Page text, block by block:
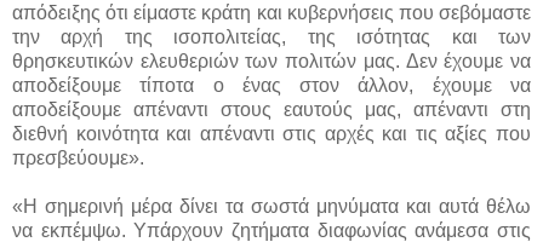
απόδειξης ότι είμαστε κράτη και κυβερνήσεις που σεβόμαστε
την αρχή της ισοπολιτείας, της ισότητας και των
θρησκευτικών ελευθεριών των πολιτών μας. Δεν έχουμε να
αποδείξουμε τίποτα ο ένας στον άλλον, έχουμε να
αποδείξουμε απέναντι στους εαυτούς μας, απέναντι στη
διεθνή κοινότητα και απέναντι στις αρχές και τις αξίες που
πρεσβεύουμε».
«Η σημερινή μέρα δίνει τα σωστά μηνύματα και αυτά θέλω
να εκπέμψω. Υπάρχουν ζητήματα διαφωνίας ανάμεσα στις